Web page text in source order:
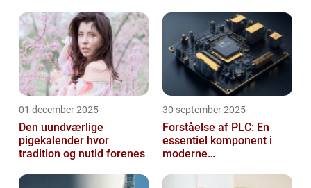
01 december 2025
Den uundværlige
pigekalender hvor
tradition og nutid forenes
30 september 2025
Forståelse af PLC: En
essentiel komponent i
moderne